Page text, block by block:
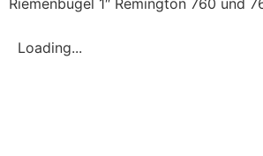
Riemenbügel 1″ Remington 760 und
Loading...